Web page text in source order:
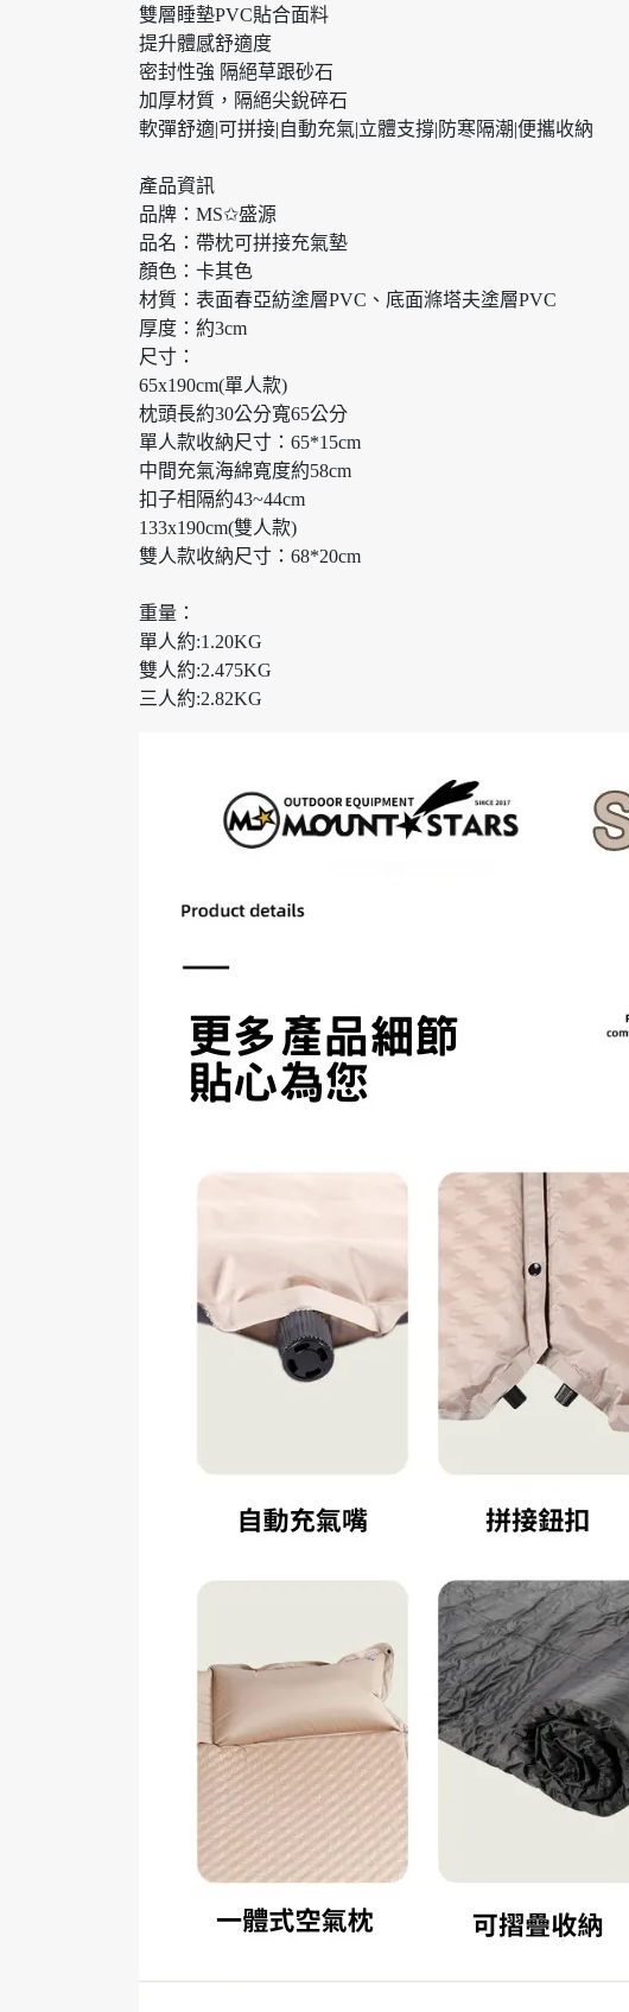
雙層睡墊PVC貼合面料
提升體感舒適度
密封性強 隔絕草跟砂石
加厚材質，隔絕尖銳碎石
軟彈舒適|可拼接|自動充氣|立體支撐|防寒隔潮|便攜收納
產品資訊
品牌：MS✩盛源
品名：帶枕可拼接充氣墊
顏色：卡其色
材質：表面春亞紡塗層PVC、底面滌塔夫塗層PVC
厚度：約3cm
尺寸：
65x190cm(單人款)
枕頭長約30公分寬65公分
單人款收納尺寸：65*15cm
中間充氣海綿寬度約58cm
扣子相隔約43~44cm
133x190cm(雙人款)
雙人款收納尺寸：68*20cm
重量：
單人約:1.20KG
雙人約:2.475KG
三人約:2.82KG